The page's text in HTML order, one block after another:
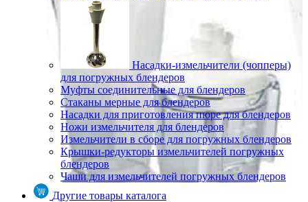
Насадки-измельчители (чопперы)
для погружных блендеров
Муфты соединительные для блендеров
Стаканы мерные для блендеров
Насадки для приготовления пюре для блендеров
Ножи измельчителя для блендеров
Измельчители в сборе для погружных блендеров
Крышки-редукторы измельчителей погружных
блендеров
Чаши для измельчителей погружных блендеров
Другие товары каталога